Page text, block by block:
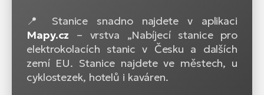
📍 Stanice snadno najdete v aplikaci
Mapy.cz – vrstva „Nabíjecí stanice pro
elektrokolacích stanic v Česku a dalších
zemí EU. Stanice najdete ve městech, u
cyklostezek, hotelů i kaváren.